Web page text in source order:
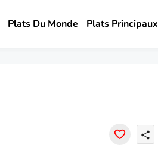
Plats Du Monde Plats Principaux
share